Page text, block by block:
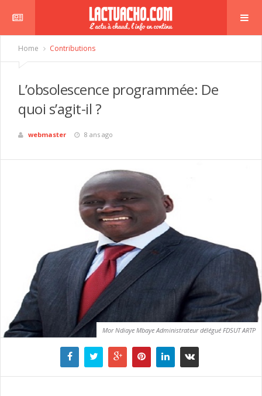
Home Contributions
L’obsolescence programmée: De
quoi s’agit-il ?
webmaster 8 ans ago
Mor Ndiaye Mbaye Administrateur délégué FDSUT ARTP